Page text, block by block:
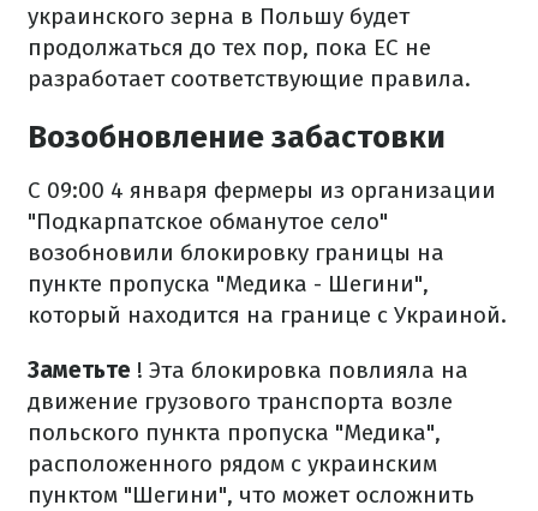
украинского зерна в Польшу будет
продолжаться до тех пор, пока ЕС не
разработает соответствующие правила.
Возобновление забастовки
С 09:00 4 января фермеры из организации
"Подкарпатское обманутое село"
возобновили блокировку границы на
пункте пропуска "Медика - Шегини",
который находится на границе с Украиной.
Заметьте ! Эта блокировка повлияла на
движение грузового транспорта возле
польского пункта пропуска "Медика",
расположенного рядом с украинским
пунктом "Шегини", что может осложнить